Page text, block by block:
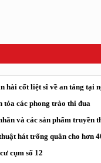
hài cốt liệt sĩ về an táng tại
các phong trào thi đua
và các sản phẩm truyền
hát trống quân cho hơn
cụm số 12